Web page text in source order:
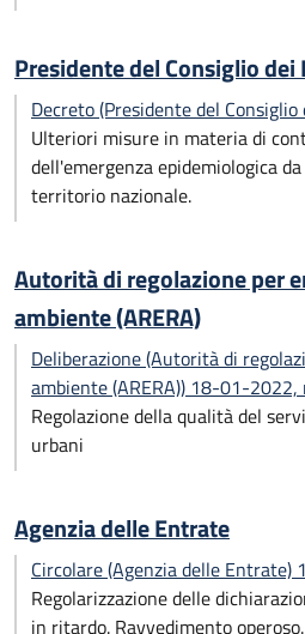
Presidente del Consiglio
Decreto (Presidente del
Ulteriori misure in materia di
dell'emergenza epidemiologica
territorio nazionale.
Autorità di regolazione per
ambiente (ARERA)
Deliberazione (Autorità di
ambiente (ARERA)) 18-01-2022,
Regolazione della qualità del
urbani
Agenzia delle Entrate
Circolare (Agenzia delle
Regolarizzazione delle
in ritardo. Ravvedimento